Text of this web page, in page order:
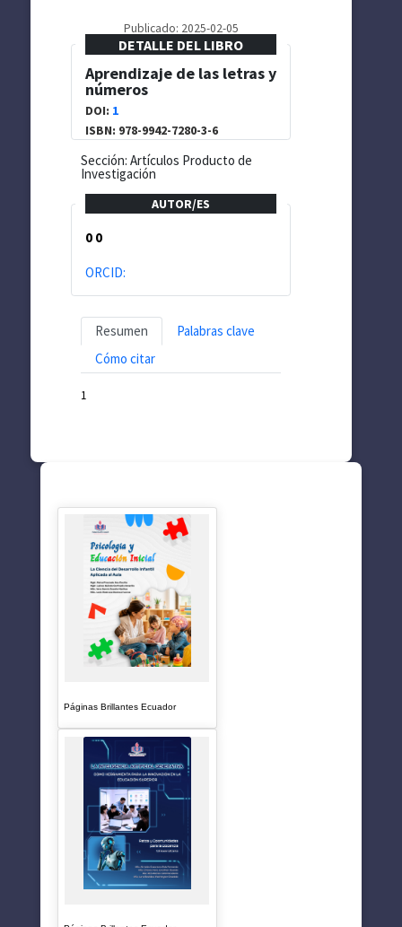
Publicado: 2025-02-05
DETALLE DEL LIBRO
Aprendizaje de las letras y
números
DOI: 1
ISBN: 978-9942-7280-3-6
Sección: Artículos Producto de
Investigación
AUTOR/ES
0 0
ORCID:
Resumen
Palabras clave
Cómo citar
1
Páginas Brillantes Ecuador